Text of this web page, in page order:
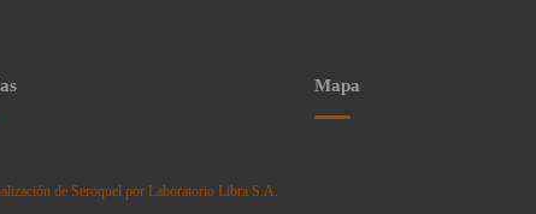
de Seroquel por Laboratorio Libra S.A.
Mapa